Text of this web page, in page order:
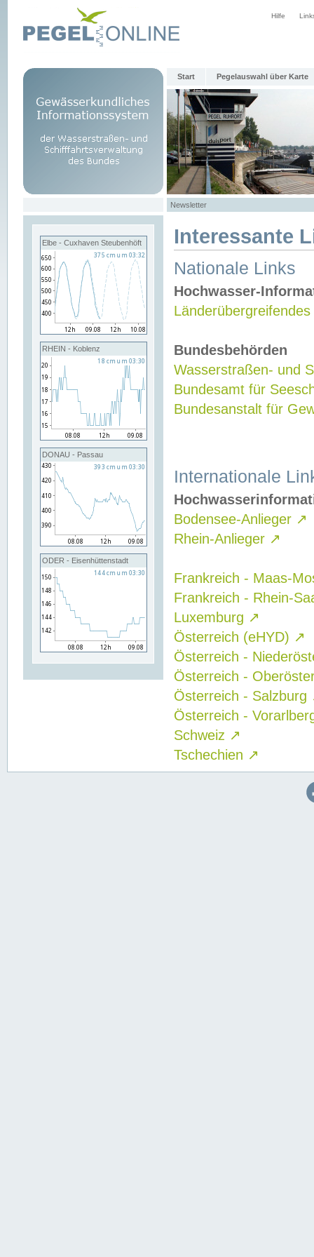
Hilfe
Start Pegelauswahl über Karte
Newsletter
Elbe - Cuxhaven Steubenhöft
RHEIN - Koblenz
DONAU - Passau
ODER - Eisenhüttenstadt
Interessante
Nationale Links
Hochwasser-
Bundesbehörden
Wasserstraßen- und
Bundesamt für
Bundesanstalt für
Internationale
Bodensee-Anlieger ↗
Rhein-Anlieger ↗
Frankreich - Maas-
Frankreich - Rhein-
Luxemburg ↗
Österreich (eHYD) ↗
Österreich -
Österreich -
Österreich - Salzburg
Österreich -
Schweiz ↗
Tschechien ↗